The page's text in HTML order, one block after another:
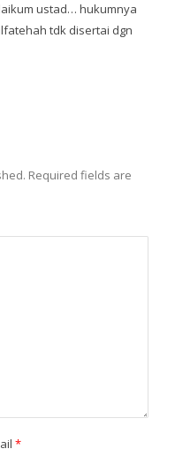
ustad… hukumnya
tdk disertai dgn
Required fields are
*